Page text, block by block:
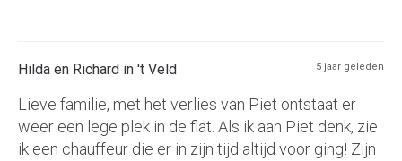
Hilda en Richard in 't Veld 5 jaar geleden
Lieve familie, met het verlies van Piet ontstaat er
weer een lege plek in de flat. Als ik aan Piet denk, zie
ik een chauffeur die er in zijn tijd altijd voor ging! Zijn